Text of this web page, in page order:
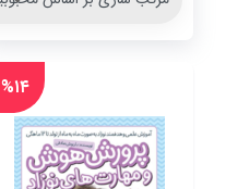
%۱۴